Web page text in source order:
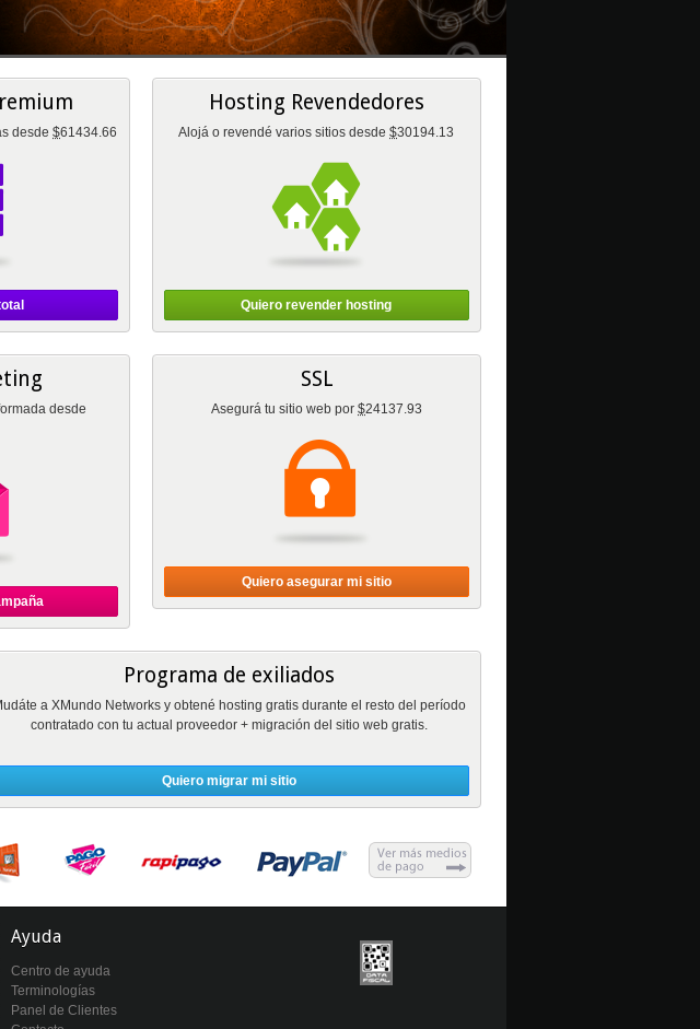
desde$61434.66
Hosting Revendedores
Alojá o revendé varios sitios desde$30194.13
Quiero revender hosting
desde
SSL
Asegurá tu sitio web por$24137.93
Quiero asegurar mi sitio
Programa de exiliados
a XMundo Networks y obtené hosting gratis durante el resto del período
contratado con tu actual proveedor + migración del sitio web gratis.
Quiero migrar mi sitio
Ayuda
Centro de ayuda
Terminologías
Panel de Clientes